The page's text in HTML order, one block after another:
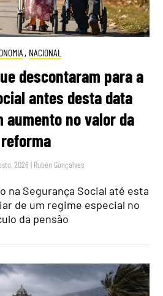
, NACIONAL
descontaram para a
antes desta data
aumento no valor da
reforma
2026 | Rubén Gonçalves
na Segurança Social até esta
de um regime especial no
da pensão